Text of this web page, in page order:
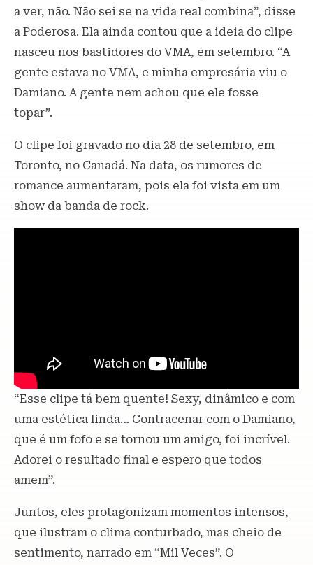
a ver, não. Não sei se na vida real combina”, disse
a Poderosa. Ela ainda contou que a ideia do clipe
nasceu nos bastidores do VMA, em setembro. “A
gente estava no VMA, e minha empresária viu o
Damiano. A gente nem achou que ele fosse
topar”.
O clipe foi gravado no dia 28 de setembro, em
Toronto, no Canadá. Na data, os rumores de
romance aumentaram, pois ela foi vista em um
show da banda de rock.
“Esse clipe tá bem quente! Sexy, dinâmico e com
uma estética linda… Contracenar com o Damiano,
que é um fofo e se tornou um amigo, foi incrível.
Adorei o resultado final e espero que todos
amem”.
Juntos, eles protagonizam momentos intensos,
que ilustram o clima conturbado, mas cheio de
sentimento, narrado em “Mil Veces”. O